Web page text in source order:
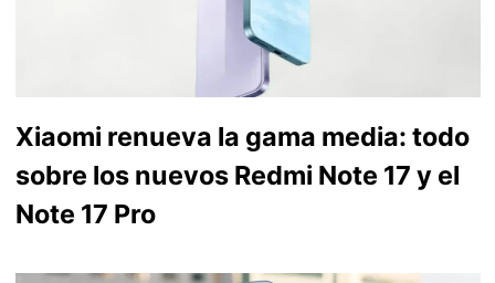
Xiaomi renueva la gama media: todo
sobre los nuevos Redmi Note 17 y el
Note 17 Pro